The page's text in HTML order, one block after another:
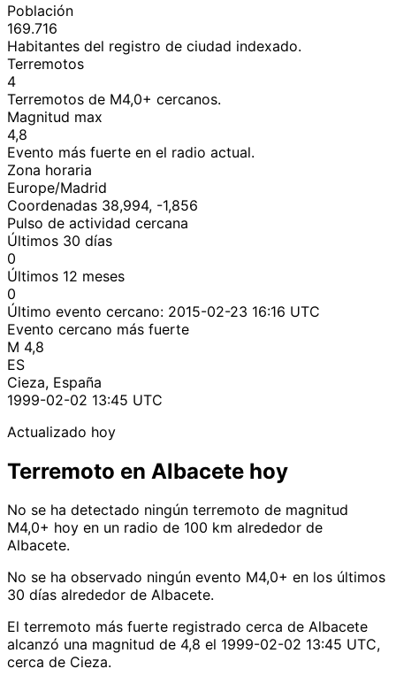
Población
169.716
Habitantes del registro de ciudad indexado.
Terremotos
4
Terremotos de M4,0+ cercanos.
Magnitud max
4,8
Evento más fuerte en el radio actual.
Zona horaria
Europe/Madrid
Coordenadas 38,994, -1,856
Pulso de actividad cercana
Últimos 30 días
0
Últimos 12 meses
0
Último evento cercano: 2015-02-23 16:16 UTC
Evento cercano más fuerte
M 4,8
ES
Cieza, España
1999-02-02 13:45 UTC
Actualizado hoy
Terremoto en Albacete hoy
No se ha detectado ningún terremoto de magnitud
M4,0+ hoy en un radio de 100 km alrededor de
Albacete.
No se ha observado ningún evento M4,0+ en los últimos
30 días alrededor de Albacete.
El terremoto más fuerte registrado cerca de Albacete
alcanzó una magnitud de 4,8 el 1999-02-02 13:45 UTC,
cerca de Cieza.